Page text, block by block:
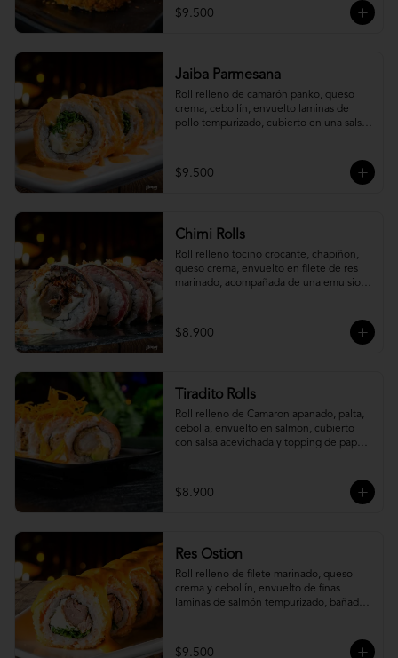
$9.500
Jaiba Parmesana
Roll relleno de camarón panko, queso
crema, cebollín, envuelto laminas de
pollo tempurizado, cubierto en una salsa
$9.500
Chimi Rolls
Roll relleno tocino crocante, chapiñon,
queso crema, envuelto en filete de res
marinado, acompañada de una emulsion
$8.900
Tiradito Rolls
Roll relleno de Camaron apanado, palta,
cebolla, envuelto en salmon, cubierto
con salsa acevichada y topping de papa
$8.900
Res Ostion
Roll relleno de filete marinado, queso
crema y cebollín, envuelto de finas
laminas de salmón tempurizado, bañada
$9.500